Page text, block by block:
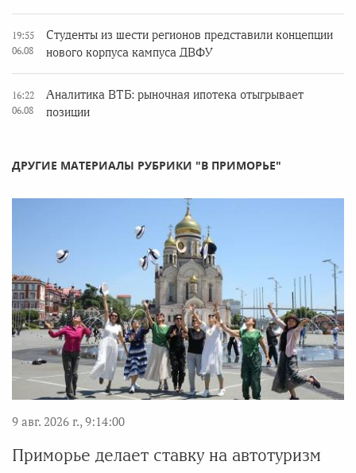
19:55
06.08
Студенты из шести регионов представили концепции
нового корпуса кампуса ДВФУ
16:22
06.08
Аналитика ВТБ: рыночная ипотека отыгрывает
позиции
ДРУГИЕ МАТЕРИАЛЫ РУБРИКИ "В ПРИМОРЬЕ"
9 авг. 2026 г., 9:14:00
Приморье делает ставку на автотуризм